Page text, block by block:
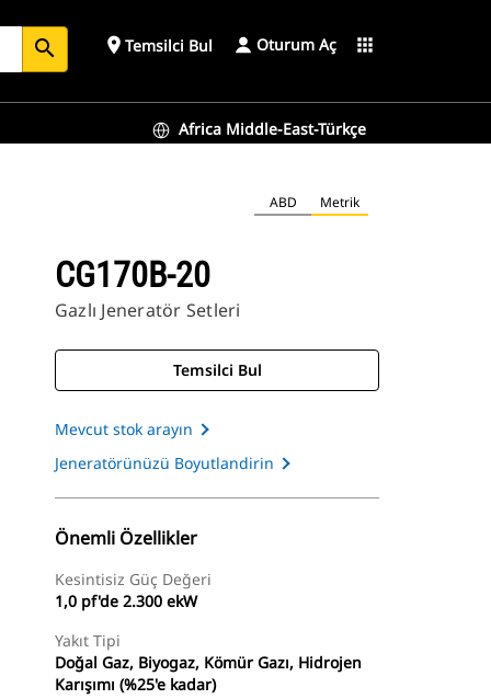
search place Temsilci Bul Oturum Aç apps
Africa Middle-East-Türkçe
ABD Metrik
CG170B-20
Gazlı Jeneratör Setleri
Temsilci Bul
Mevcut stok arayın
Jeneratörünüzü Boyutlandirin
Önemli Özellikler
Kesintisiz Güç Değeri
1,0 pf'de 2.300 ekW
Yakıt Tipi
Doğal Gaz, Biyogaz, Kömür Gazı, Hidrojen
Karışımı (%25'e kadar)